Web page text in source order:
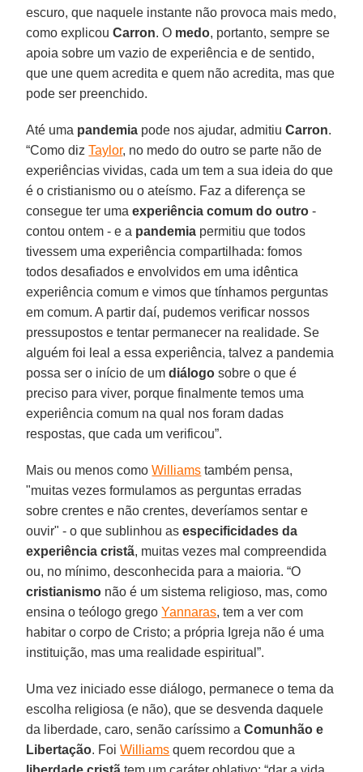
escuro, que naquele instante não provoca mais medo,
como explicouCarron. O medo, portanto, sempre se
apoia sobre um vazio de experiência e de sentido,
que une quem acredita e quem não acredita, mas que
pode ser preenchido.
Até uma pandemia pode nos ajudar, admitiuCarron.
“Como dizTaylor, no medo do outro se parte não de
experiências vividas, cada um tem a sua ideia do que
é o cristianismo ou o ateísmo. Faz a diferença se
consegue ter umaexperiência comum do outro -
contou ontem - e a pandemia permitiu que todos
tivessem uma experiência compartilhada: fomos
todos desafiados e envolvidos em uma idêntica
experiência comum e vimos que tínhamos perguntas
em comum. A partir daí, pudemos verificar nossos
pressupostos e tentar permanecer na realidade. Se
alguém foi leal a essa experiência, talvez a pandemia
possa ser o início de umdiálogo sobre o que é
preciso para viver, porque finalmente temos uma
experiência comum na qual nos foram dadas
respostas, que cada um verificou”.
Mais ou menos comoWilliams também pensa,
"muitas vezes formulamos as perguntas erradas
sobre crentes e não crentes, deveríamos sentar e
ouvir" - o que sublinhou asespecificidades da
experiência cristã, muitas vezes mal compreendida
ou, no mínimo, desconhecida para a maioria. “O
cristianismo não é um sistema religioso, mas, como
ensina o teólogo gregoYannaras, tem a ver com
habitar o corpo de Cristo; a própria Igreja não é uma
instituição, mas uma realidade espiritual”.
Uma vez iniciado esse diálogo, permanece o tema da
escolha religiosa (e não), que se desvenda daquele
da liberdade, caro, senão caríssimo aComunhão e
Libertação. FoiWilliams quem recordou que a